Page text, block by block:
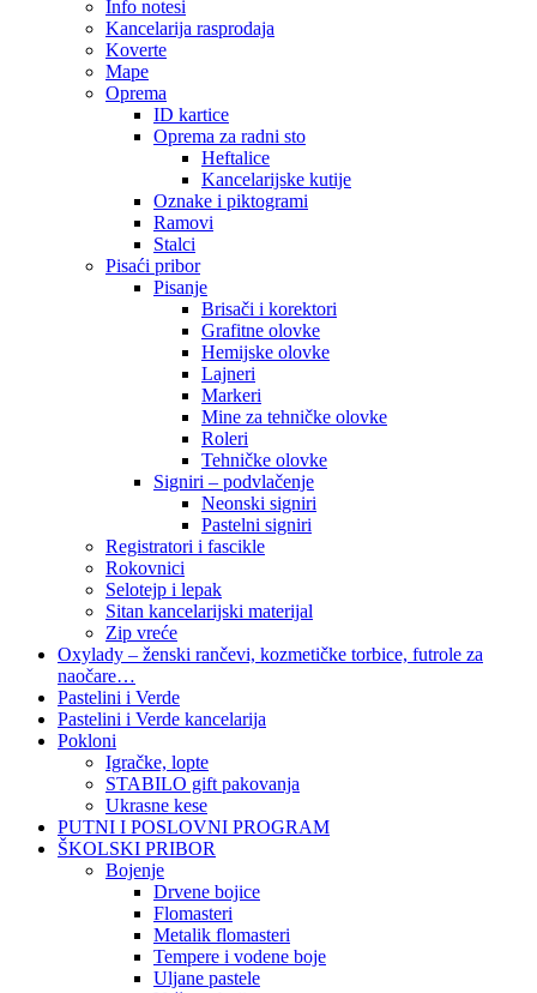
Info notesi
Kancelarija rasprodaja
Koverte
Mape
Oprema
ID kartice
Oprema za radni sto
Heftalice
Kancelarijske kutije
Oznake i piktogrami
Ramovi
Stalci
Pisaći pribor
Pisanje
Brisači i korektori
Grafitne olovke
Hemijske olovke
Lajneri
Markeri
Mine za tehničke olovke
Roleri
Tehničke olovke
Signiri – podvlačenje
Neonski signiri
Pastelni signiri
Registratori i fascikle
Rokovnici
Selotejp i lepak
Sitan kancelarijski materijal
Zip vreće
Oxylady – ženski rančevi, kozmetičke torbice, futrole za
naočare…
Pastelini i Verde
Pastelini i Verde kancelarija
Pokloni
Igračke, lopte
STABILO gift pakovanja
Ukrasne kese
PUTNI I POSLOVNI PROGRAM
ŠKOLSKI PRIBOR
Bojenje
Drvene bojice
Flomasteri
Metalik flomasteri
Tempere i vodene boje
Uljane pastele